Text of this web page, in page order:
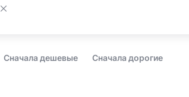
Сначала дешевые Сначала дорогие